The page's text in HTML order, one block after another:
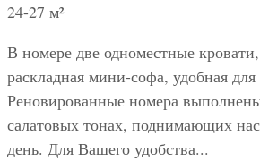
24-27 м²
В номере две одноместные
раскладная мини-софа, удобная
Реновированные номера
салатовых тонах, поднимающих
день. Для Вашего удобства...